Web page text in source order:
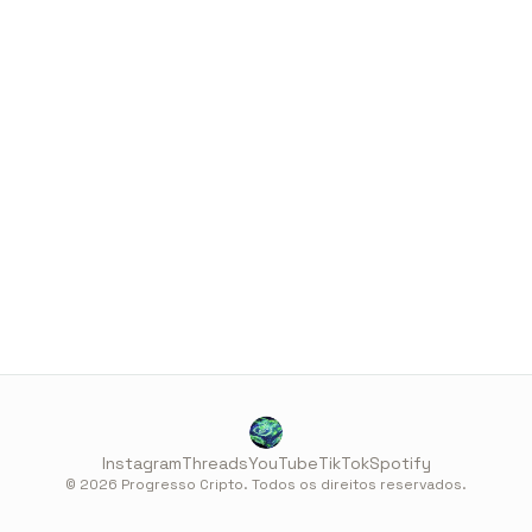
InstagramThreadsYouTubeTikTokSpotify
© 2026 Progresso Cripto. Todos os direitos reservados.